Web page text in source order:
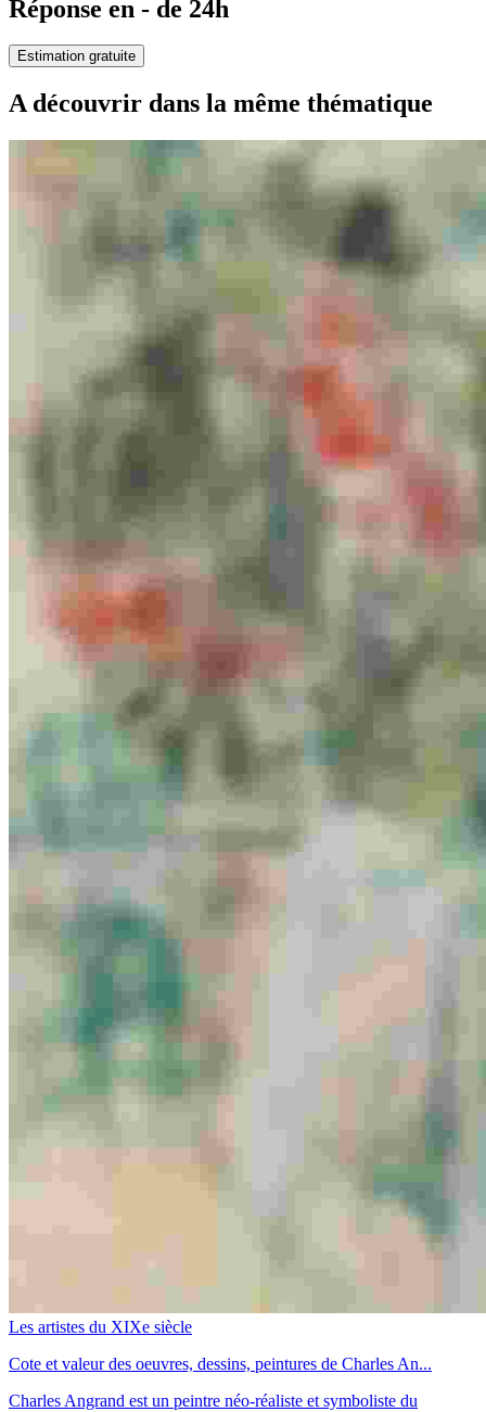
Réponse en - de 24h
Estimation gratuite
A découvrir dans la même thématique
Les artistes du XIXe siècle
Cote et valeur des oeuvres, dessins, peintures de Charles An...
Charles Angrand est un peintre néo-réaliste et symboliste du